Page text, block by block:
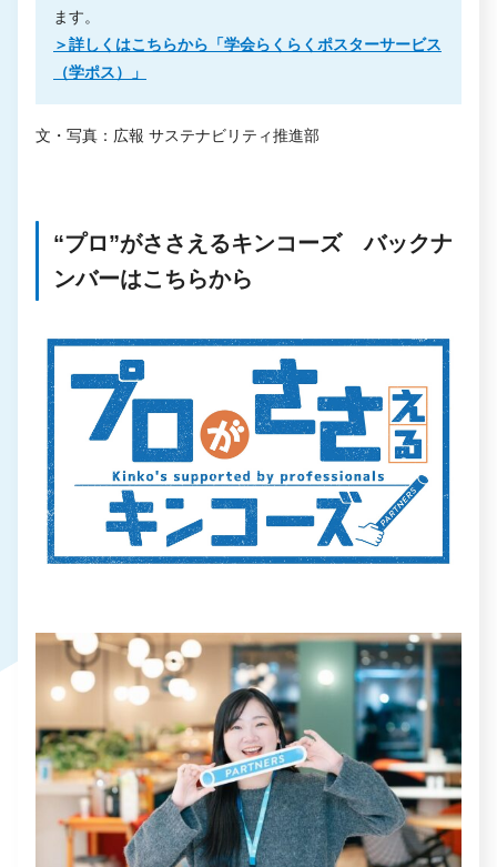
ます。
＞詳しくはこちらから「学会らくらくポスターサービス
（学ポス）
」
文・写真：広報 サステナビリティ推進部
“プロ”がささえるキンコーズ バックナ
ンバーはこちらから